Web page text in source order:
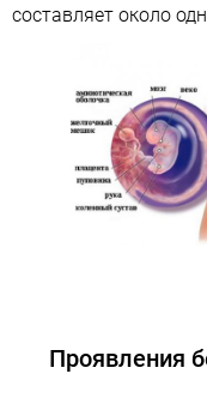
составляет около
Проявления